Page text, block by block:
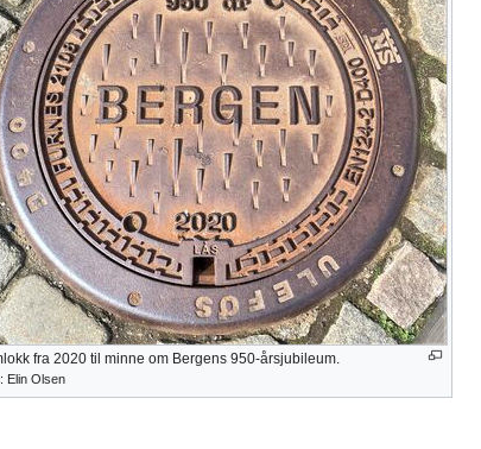
fra 2020 til minne om Bergens 950-årsjubileum.
Elin Olsen